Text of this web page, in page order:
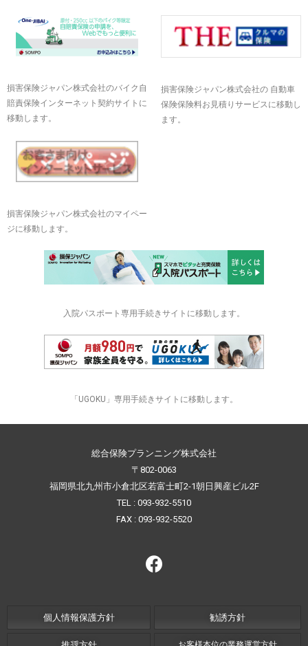
損害保険ジャパン株式会社のバイク自
賠責保険インターネット契約サイトに
移動します。
損害保険ジャパン株式会社の 自動車
保険保険料お見積りサービスに移動し
ます。
損害保険ジャパン株式会社のマイペー
ジに移動します。
入院パスポート専用手続きサイトに移動します。
「UGOKU」専用手続きサイトに移動します。
総合保険プランニング株式会社
〒802-0063
福岡県北九州市小倉北区若富士町2-1朝日興産ビル2F
TEL : 093-932-5510
FAX : 093-932-5520
個人情報保護方針 勧誘方針